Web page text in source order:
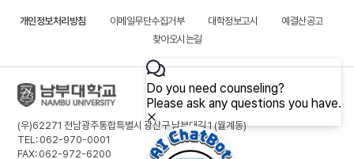
개인정보처리방침 이메일무단수집거부 대학정보고시
예결산공고
찾아오시는길
(우)62271 전남광주통합특별시 광산구 남부대길 1 (월계동)
TEL: 062-970-0001
FAX: 062-972-6200